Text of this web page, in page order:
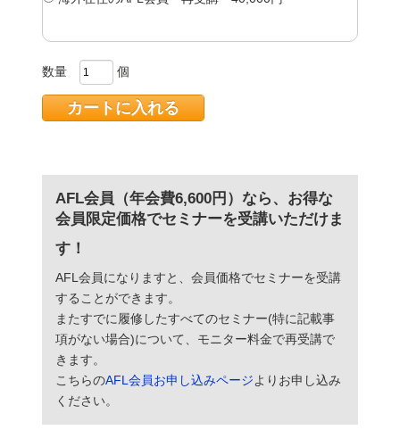
数量 個
AFL会員（年会費6,600円）なら、お得な
会員限定価格でセミナーを受講いただけま
す！
AFL会員になりますと、会員価格でセミナーを受講
することができます。
またすでに履修したすべてのセミナー(特に記載事
項がない場合)について、モニター料金で再受講で
きます。
こちらのAFL会員お申し込みページよりお申し込み
ください。